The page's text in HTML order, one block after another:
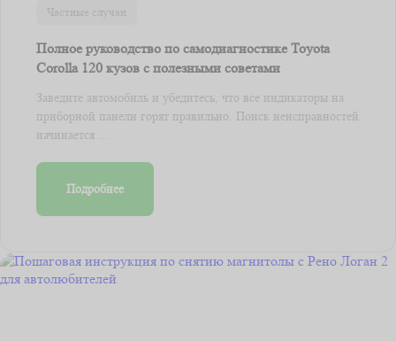
Частные случаи
Полное руководство по самодиагностике Toyota
Corolla 120 кузов с полезными советами
Заведите автомобиль и убедитесь, что все индикаторы на
приборной панели горят правильно. Поиск неисправностей
начинается ...
Подробнее